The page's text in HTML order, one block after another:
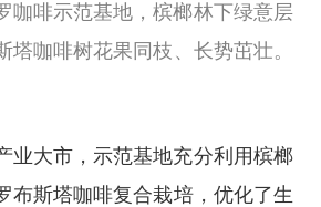
咖啡示范基地，槟榔林下绿意层
塔咖啡树花果同枝、长势茁壮。
业大市，示范基地充分利用槟榔
布斯塔咖啡复合栽培，优化了生